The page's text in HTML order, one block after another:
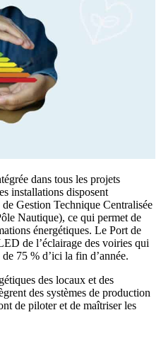
dans tous les projets
installations disposent
Gestion Technique Centralisée
Nautique), ce qui permet de
énergétiques. Le Port de
de l’éclairage des voiries qui
75 % d’ici la fin d’année.
des locaux et des
des systèmes de production
de piloter et de maîtriser les